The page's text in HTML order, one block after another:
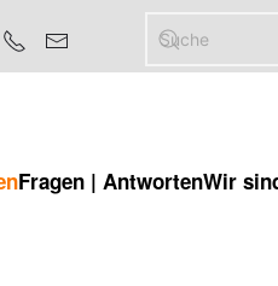
Fragen | AntwortenWir